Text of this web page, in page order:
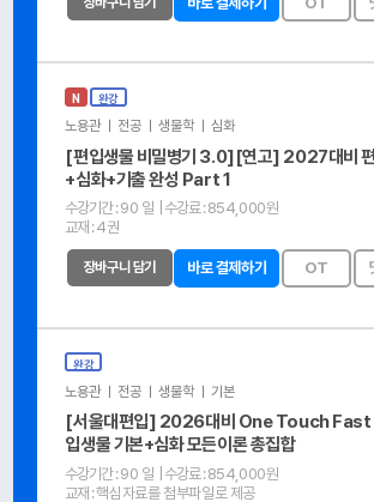
N 완강
노용관 ㅣ 전공 ㅣ 생물학 ㅣ 심화
[편입생물 비밀병기 3.0][연고] 2027대비
+심화+기출 완성 Part 1
수강기간 :90 일 | 수강료 :854,000원
교재 :4권
장바구니 담기 바로 결제하기 OT
완강
노용관 ㅣ 전공 ㅣ 생물학 ㅣ 기본
[서울대편입] 2026대비 One Touch
입생물 기본+심화 모든이론 총집합
수강기간 :90 일 | 수강료 :854,000원
교재 :핵심자료를 첨부파일로 제공